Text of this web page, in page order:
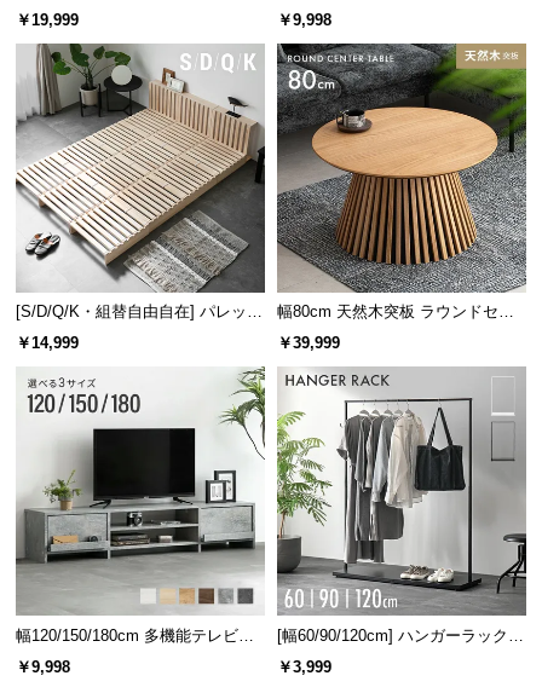
レーム ダイニング 大理石調 4人掛
￥19,999
ズシェルチェア
￥9,998
[S/D/Q/K・組替自由自在] パレット
ベッド 8/12/16枚セット
￥14,999
幅80cm 天然木突板 ラウンドセン
ターテーブル 美しい格子デザイン
￥39,999
幅120/150/180cm 多機能テレビボ
ード 木目/石目調 オープン収納・
￥9,998
[幅60/90/120cm] ハンガーラック
スチール 4段階高さ調節 サイドフ
￥3,999